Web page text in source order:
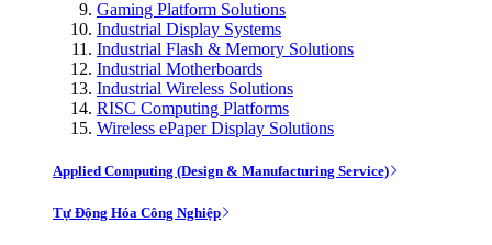
Gaming Platform Solutions
Industrial Display Systems
Industrial Flash & Memory Solutions
Industrial Motherboards
Industrial Wireless Solutions
RISC Computing Platforms
Wireless ePaper Display Solutions
Applied Computing (Design & Manufacturing Service)
Tự Động Hóa Công Nghiệp